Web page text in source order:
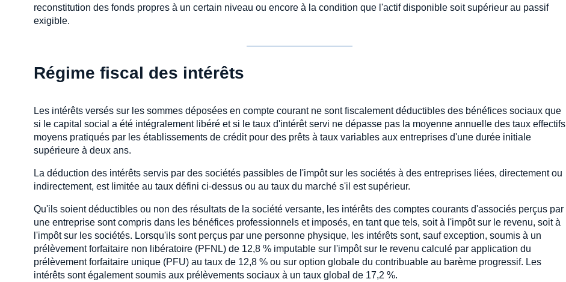
reconstitution des fonds propres à un certain niveau ou encore à la condition que l'actif disponible soit supérieur au passif
exigible.
Régime fiscal des intérêts
Les intérêts versés sur les sommes déposées en compte courant ne sont fiscalement déductibles des bénéfices sociaux que
si le capital social a été intégralement libéré et si le taux d'intérêt servi ne dépasse pas la moyenne annuelle des taux effectifs
moyens pratiqués par les établissements de crédit pour des prêts à taux variables aux entreprises d'une durée initiale
supérieure à deux ans.
La déduction des intérêts servis par des sociétés passibles de l'impôt sur les sociétés à des entreprises liées, directement ou
indirectement, est limitée au taux défini ci-dessus ou au taux du marché s'il est supérieur.
Qu'ils soient déductibles ou non des résultats de la société versante, les intérêts des comptes courants d'associés perçus par
une entreprise sont compris dans les bénéfices professionnels et imposés, en tant que tels, soit à l'impôt sur le revenu, soit à
l'impôt sur les sociétés. Lorsqu'ils sont perçus par une personne physique, les intérêts sont, sauf exception, soumis à un
prélèvement forfaitaire non libératoire (PFNL) de 12,8 % imputable sur l'impôt sur le revenu calculé par application du
prélèvement forfaitaire unique (PFU) au taux de 12,8 % ou sur option globale du contribuable au barème progressif. Les
intérêts sont également soumis aux prélèvements sociaux à un taux global de 17,2 %.